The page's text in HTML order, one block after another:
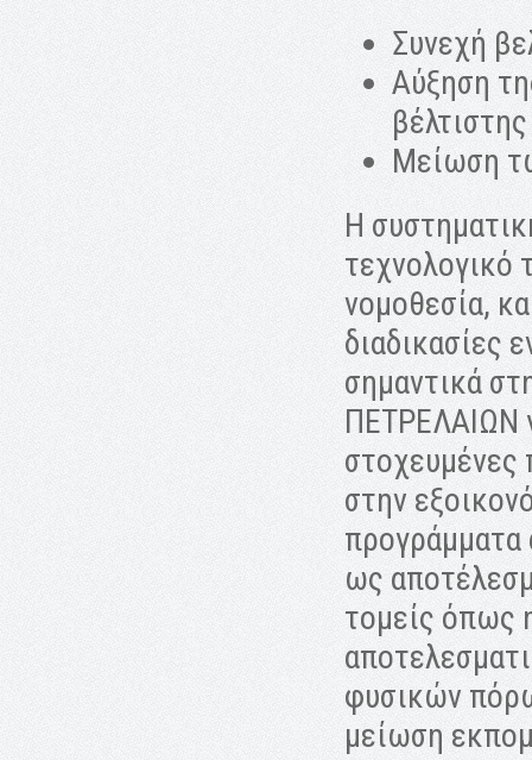
Συνεχή
Αύξηση
Μείωση
Η
τεχνολογικό
νομοθεσία,
διαδικασίες
σημαντικά
ΠΕΤΡΕΛΑΙΩΝ
στοχευμένες
στην
προγράμματα
ως
τομείς όπως
φυσικών
μείωση